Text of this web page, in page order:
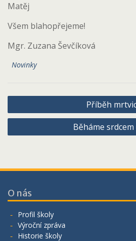
Matěj
Všem blahopřejeme!
Mgr. Zuzana Ševčíková
Novinky
Navigace
pro
Příběh
Běháme srdcem
O nás
Profil školy
Výroční zpráva
Historie školy